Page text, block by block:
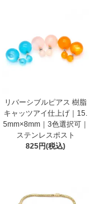
リバーシブルピアス 樹脂
キャッツアイ仕上げ｜15.
5mm×8mm｜3色選択可｜
ステンレスポスト
825円(税込)